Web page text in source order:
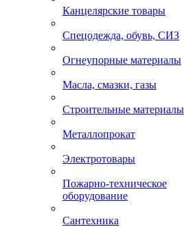
Канцелярские товары
Спецодежда, обувь, СИЗ
Огнеупорные материалы
Масла, смазки, газы
Строительные материалы
Металлопрокат
Электротовары
Пожарно-техническое
оборудование
Сантехника